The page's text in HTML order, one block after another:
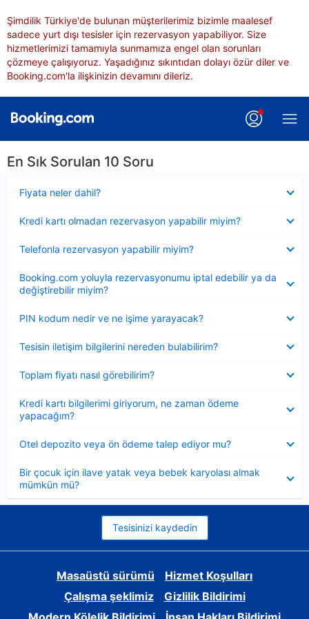
Şimdilik Türkiye'de bulunan müşterilerimiz bizimle maalesef
sadece yurt dışı tesisler için rezervasyon yapabiliyor. Size
hizmetlerimizi tamamıyla sunmamıza engel olan sorunları
çözmeye çalışıyoruz. Yaşadığınız sıkıntıdan dolayı özür diler ve
Booking.com'la ilişkinizin devamını dileriz.
En Sık Sorulan 10 Soru
Fiyata neler dahil?
Kredi kartı olmadan rezervasyon yapabilir miyim?
Telefonla rezervasyon yapabilir miyim?
Booking.com yoluyla rezervasyonumu iptal edebilir ya da
değiştirebilir miyim?
PIN kodum nedir ve ne işime yarayacak?
Tesisin iletişim bilgilerini nereden bulabilirim?
Toplam fiyatı nasıl görebilirim?
Kredi kartı bilgilerimi giriyorum, ne zaman ödeme
yapacağım?
Otel depozito veya ön ödeme talep ediyor mu?
Bir çocuk için ilave yatak veya bebek karyolası almak
mümkün mü?
Tesisinizi kaydedin
Masaüstü sürümü
Hizmet Koşulları
Çalışma şeklimiz
Gizlilik Bildirimi